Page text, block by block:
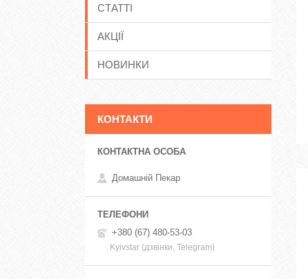
СТАТТІ
АКЦІЇ
НОВИНКИ
КОНТАКТИ
Домашній Пекар
+380 (67) 480-53-03
Kyivstar (дзвінки, Telegram)